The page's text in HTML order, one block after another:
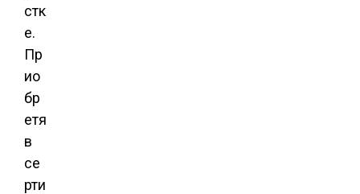
стк
е.
Пр
ио
бр
етя
в
се
рти